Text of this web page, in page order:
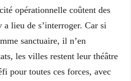
opérationnelle coûtent des
lieu de s’interroger. Car si
sanctuaire, il n’en
les villes restent leur théâtre
pour toutes ces forces, avec